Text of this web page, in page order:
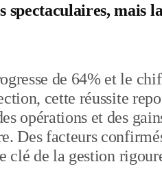
spectaculaires, mais
de 64% et le
cette réussite
opérations et des
Des facteurs
clé de la gestion